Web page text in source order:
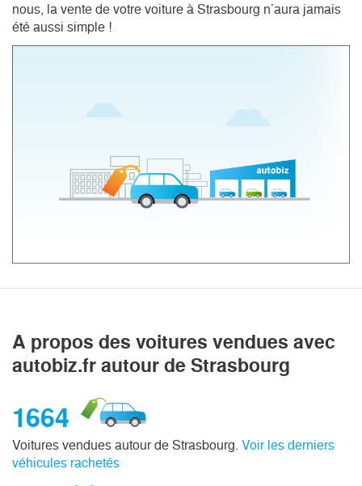
nous, la vente de votre voiture à Strasbourg n’aura jamais
été aussi simple !
A propos des voitures vendues avec
autobiz.fr autour de Strasbourg
1664
Voitures vendues autour de Strasbourg. Voir les derniers
véhicules rachetés